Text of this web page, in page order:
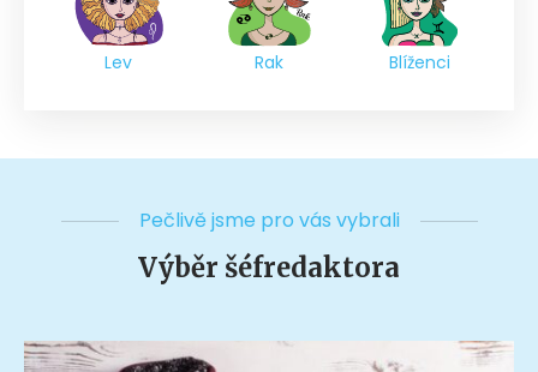
Lev Rak Blíženci
Pečlivě jsme pro vás vybrali
Výběr šéfredaktora